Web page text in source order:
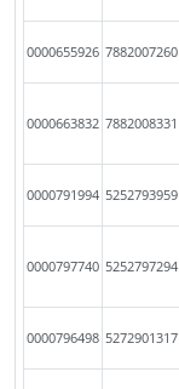
0000655926 7882007260
0000663832 7882008331
0000791994 5252793959
0000797740 5252797294
0000796498 5272901317